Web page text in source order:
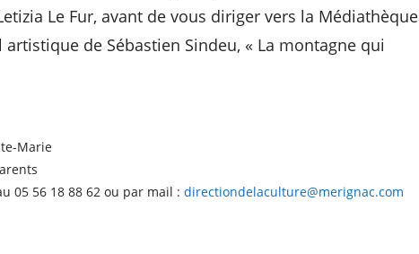
Le Fur, avant de vous diriger vers la Médiathèque
de Sébastien Sindeu, « La montagne qui
Marie
05 56 18 88 62 ou par mail : directiondelaculture@merignac.com